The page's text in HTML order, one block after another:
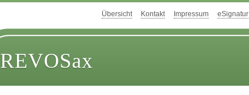
Übersicht Kontakt Impressum eSignatur
REVOSax